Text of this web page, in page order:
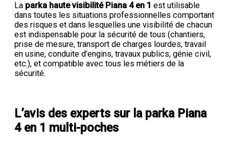
La parka haute visibilité Piana 4 en 1 est utilisable
dans toutes les situations professionnelles comportant
des risques et dans lesquelles une visibilité de chacun
est indispensable pour la sécurité de tous (chantiers,
prise de mesure, transport de charges lourdes, travail
en usine, conduite d’engins, travaux publics, génie civil,
etc.), et compatible avec tous les métiers de la
sécurité.
L’avis des experts sur la parka Piana
4 en 1 multi-poches